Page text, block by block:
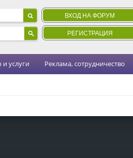
ВХОД НА ФОРУМ
РЕГИСТРАЦИЯ
услуги Реклама, сотрудничество